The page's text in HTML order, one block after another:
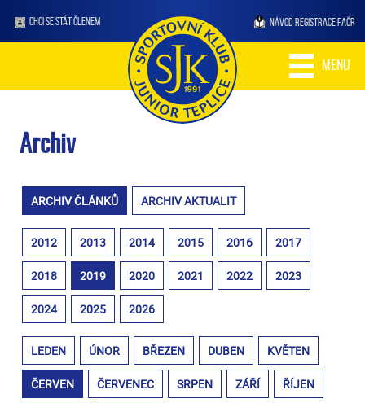
CHCI SE STÁT ČLENEM NÁVOD REGISTRACE FAČR
MENU
Archiv
ARCHIV ČLÁNKŮ ARCHIV AKTUALIT
2012 2013 2014 2015 2016 2017
2018 2019 2020 2021 2022 2023
2024 2025 2026
LEDEN ÚNOR BŘEZEN DUBEN KVĚTEN
ČERVEN ČERVENEC SRPEN ZÁŘÍ ŘÍJEN